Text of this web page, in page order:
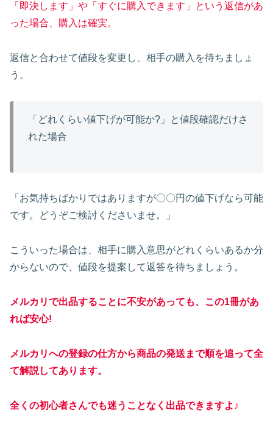
「即決します」や「すぐに購入できます」という返信があ
った場合、購入は確実。
返信と合わせて値段を変更し、相手の購入を待ちましょ
う。
「どれくらい値下げが可能か?」と値段確認だけさ
れた場合
「お気持ちばかりではありますが〇〇円の値下げなら可能
です。どうぞご検討くださいませ。」
こういった場合は、相手に購入意思がどれくらいあるか分
からないので、値段を提案して返答を待ちましょう。
メルカリで出品することに不安があっても、この1冊があ
れば安心!
メルカリへの登録の仕方から商品の発送まで順を追って全
て解説してあります。
全くの初心者さんでも迷うことなく出品できますよ ♪